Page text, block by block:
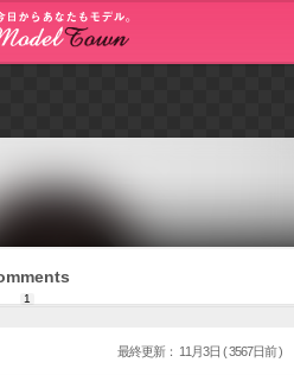
1
最終更新： 11月3日 ( 3567日前 )